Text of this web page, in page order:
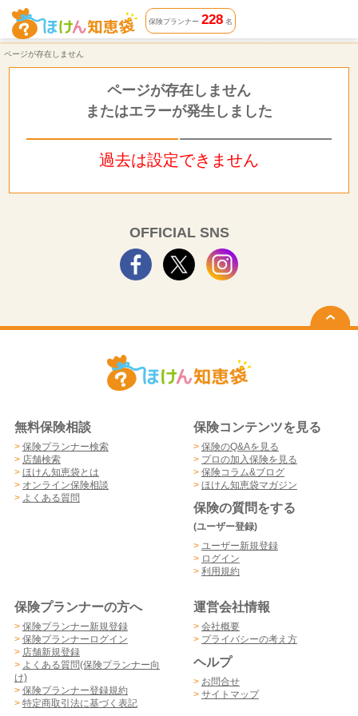
ページが存在しません | ほけん知恵袋
保険プランナー 228名
ページが存在しません
ページが存在しません
またはエラーが発生しました
過去は設定できません
OFFICIAL SNS
無料保険相談
> 保険プランナー検索
> 店舗検索
> ほけん知恵袋とは
> オンライン保険相談
> よくある質問
保険コンテンツを見る
> 保険のQ&Aを見る
> プロの加入保険を見る
> 保険コラム&ブログ
> ほけん知恵袋マガジン
保険の質問をする
(ユーザー登録)
> ユーザー新規登録
> ログイン
> 利用規約
保険プランナーの方へ
> 保険プランナー新規登録
> 保険プランナーログイン
> 店舗新規登録
> よくある質問(保険プランナー向
け)
> 保険プランナー登録規約
> 特定商取引法に基づく表記
運営会社情報
> 会社概要
> プライバシーの考え方
ヘルプ
> お問合せ
> サイトマップ